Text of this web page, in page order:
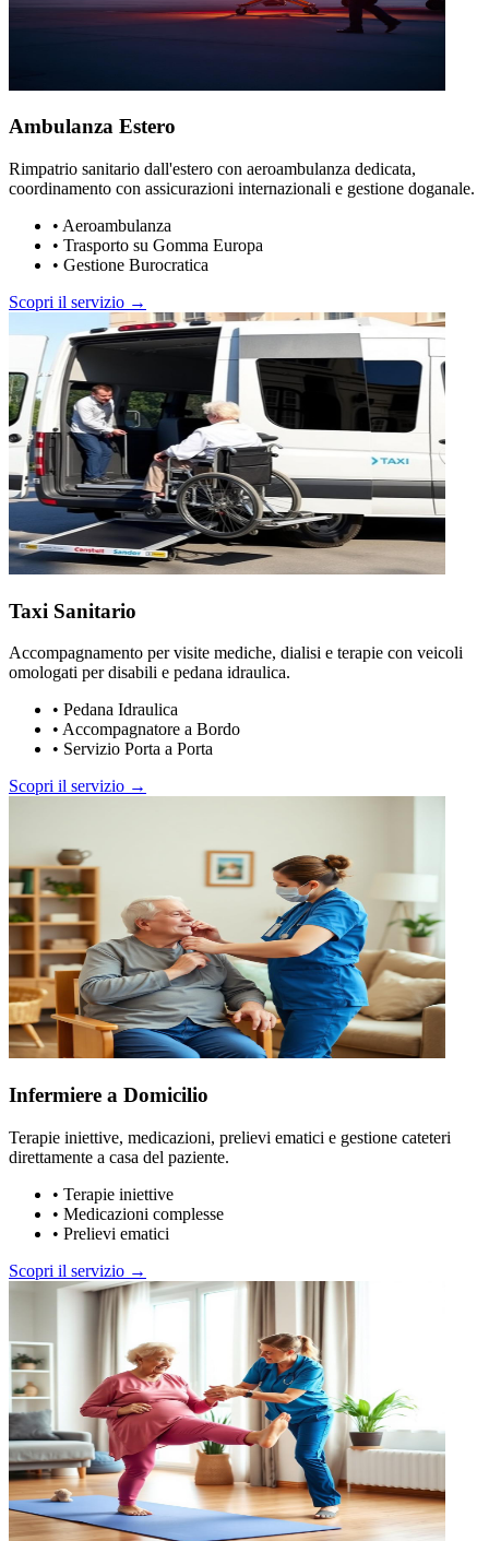
Ambulanza Estero
Rimpatrio sanitario dall'estero con aeroambulanza dedicata,
coordinamento con assicurazioni internazionali e gestione doganale.
• Aeroambulanza
• Trasporto su Gomma Europa
• Gestione Burocratica
Scopri il servizio →
Taxi Sanitario
Accompagnamento per visite mediche, dialisi e terapie con veicoli
omologati per disabili e pedana idraulica.
• Pedana Idraulica
• Accompagnatore a Bordo
• Servizio Porta a Porta
Scopri il servizio →
Infermiere a Domicilio
Terapie iniettive, medicazioni, prelievi ematici e gestione cateteri
direttamente a casa del paziente.
• Terapie iniettive
• Medicazioni complesse
• Prelievi ematici
Scopri il servizio →